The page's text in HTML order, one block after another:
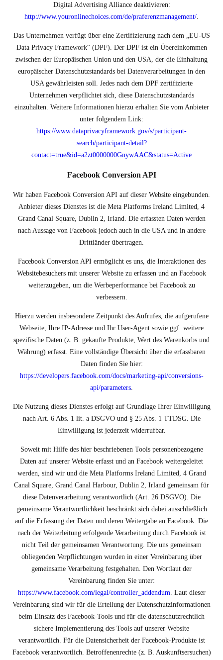
Digital Advertising Alliance deaktivieren:
http://www.youronlinechoices.com/de/praferenzmanagement/
Das Unternehmen verfügt über eine Zertifizierung nach dem „EU-US
Data Privacy Framework“ (DPF). Der DPF ist ein Übereinkommen
zwischen der Europäischen Union und den USA, der die Einhaltung
europäischer Datenschutzstandards bei Datenverarbeitungen in den
USA gewährleisten soll. Jedes nach dem DPF zertifizierte
Unternehmen verpflichtet sich, diese Datenschutzstandards
einzuhalten. Weitere Informationen hierzu erhalten Sie vom Anbieter
unter folgendem Link:
https://www.dataprivacyframework.gov/s/participant-
search/participant-detail?
contact=true&id=a2zt0000000GnywAAC&status=Active
Facebook Conversion API
Wir haben Facebook Conversion API auf dieser Website eingebunden.
Anbieter dieses Dienstes ist die Meta Platforms Ireland Limited, 4
Grand Canal Square, Dublin 2, Irland. Die erfassten Daten werden
nach Aussage von Facebook jedoch auch in die USA und in andere
Drittländer übertragen.
Facebook Conversion API ermöglicht es uns, die Interaktionen des
Websitebesuchers mit unserer Website zu erfassen und an Facebook
weiterzugeben, um die Werbeperformance bei Facebook zu
verbessern.
Hierzu werden insbesondere Zeitpunkt des Aufrufes, die aufgerufene
Webseite, Ihre IP-Adresse und Ihr User-Agent sowie ggf. weitere
spezifische Daten (z. B. gekaufte Produkte, Wert des Warenkorbs und
Währung) erfasst. Eine vollständige Übersicht über die erfassbaren
Daten finden Sie hier:
https://developers.facebook.com/docs/marketing-api/conversions-
api/parameters.
Die Nutzung dieses Dienstes erfolgt auf Grundlage Ihrer Einwilligung
nach Art. 6 Abs. 1 lit. a DSGVO und § 25 Abs. 1 TTDSG. Die
Einwilligung ist jederzeit widerrufbar.
Soweit mit Hilfe des hier beschriebenen Tools personenbezogene
Daten auf unserer Website erfasst und an Facebook weitergeleitet
werden, sind wir und die Meta Platforms Ireland Limited, 4 Grand
Canal Square, Grand Canal Harbour, Dublin 2, Irland gemeinsam für
diese Datenverarbeitung verantwortlich (Art. 26 DSGVO). Die
gemeinsame Verantwortlichkeit beschränkt sich dabei ausschließlich
auf die Erfassung der Daten und deren Weitergabe an Facebook. Die
nach der Weiterleitung erfolgende Verarbeitung durch Facebook ist
nicht Teil der gemeinsamen Verantwortung. Die uns gemeinsam
obliegenden Verpflichtungen wurden in einer Vereinbarung über
gemeinsame Verarbeitung festgehalten. Den Wortlaut der
Vereinbarung finden Sie unter:
https://www.facebook.com/legal/controller_addendum. Laut dieser
Vereinbarung sind wir für die Erteilung der Datenschutzinformationen
beim Einsatz des Facebook-Tools und für die datenschutzrechtlich
sichere Implementierung des Tools auf unserer Website
verantwortlich. Für die Datensicherheit der Facebook-Produkte ist
Facebook verantwortlich. Betroffenenrechte (z. B. Auskunftsersuchen)